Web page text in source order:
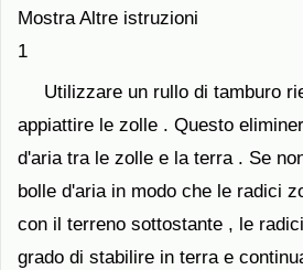
Mostra Altre istruzioni
1
Utilizzare un rullo di tamburo
appiattire le zolle . Questo
d'aria tra le zolle e la terra . Se
bolle d'aria in modo che le radici
con il terreno sottostante , le
grado di stabilire in terra e